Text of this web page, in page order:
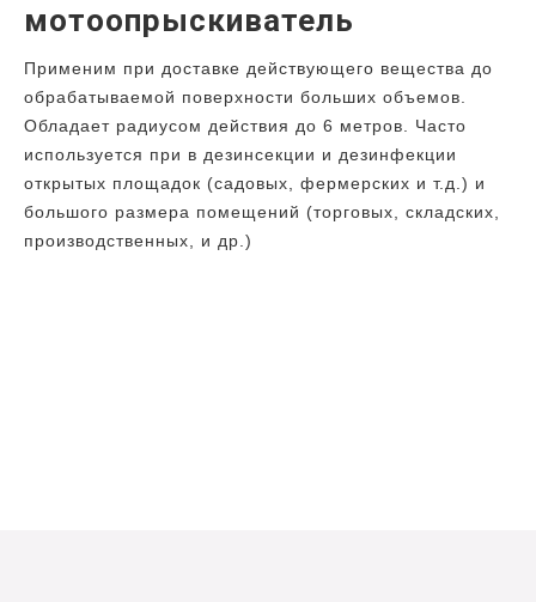
мотоопрыскиватель
Применим при доставке действующего вещества до
обрабатываемой поверхности больших объемов.
Обладает радиусом действия до 6 метров. Часто
используется при в дезинсекции и дезинфекции
открытых площадок (садовых, фермерских и т.д.) и
большого размера помещений (торговых, складских,
производственных, и др.)